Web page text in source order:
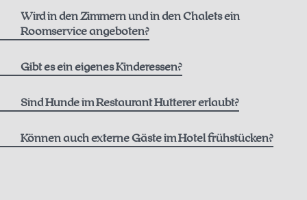
Wird in den Zimmern und in den Chalets ein
Roomservice angeboten?
Gibt es ein eigenes Kinderessen?
Sind Hunde im Restaurant Hutterer erlaubt?
Im Innenbereich des Restaurants können Sie morgens ohne
Ihren Hund frühstücken, während Ihr Hund draußen auf der
Können auch externe Gäste im Hotel frühstücken?